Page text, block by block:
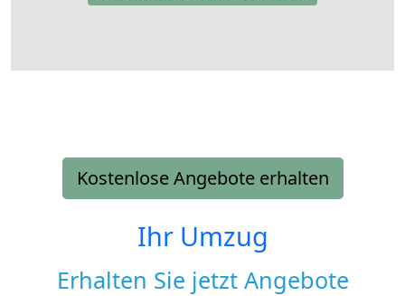
Kostenlose Angebote erhalten
Ihr Umzug
Erhalten Sie jetzt Angebote